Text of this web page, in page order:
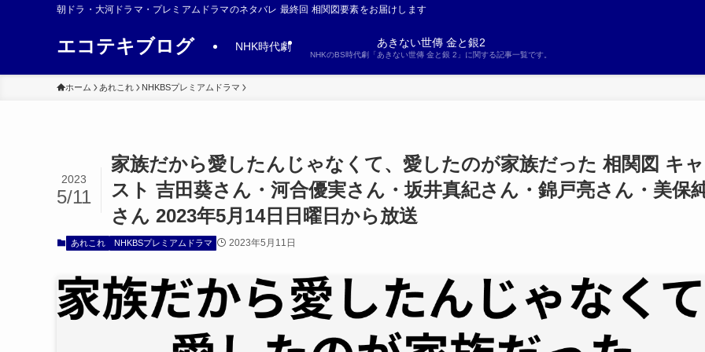
朝ドラ・大河ドラマ・プレミアムドラマのネタバレ 最終回 相関図要素をお届けします
エコテキブログ NHK時代劇 あきない世傳 金と銀2
NHKのBS時代劇「あきない世傳 金と銀 2」に関する記事一覧です。
ホーム あれこれ NHKBSプレミアムドラマ
家族だから愛したんじゃなくて、愛したのが家族だった 相関図 キャ
スト 吉田葵さん・河合優実さん・坂井真紀さん・錦戸亮さん・美保
さん 2023年5月14日日曜日から放送
2023
5/11
あれこれ NHKBSプレミアムドラマ 2023年5月11日